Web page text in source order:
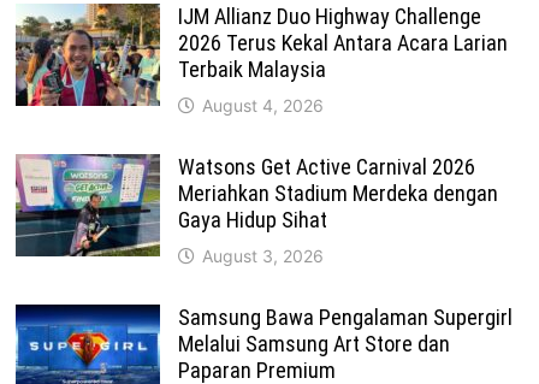
IJM Allianz Duo Highway Challenge
2026 Terus Kekal Antara Acara Larian
Terbaik Malaysia
August 4, 2026
Watsons Get Active Carnival 2026
Meriahkan Stadium Merdeka dengan
Gaya Hidup Sihat
August 3, 2026
Samsung Bawa Pengalaman Supergirl
Melalui Samsung Art Store dan
Paparan Premium